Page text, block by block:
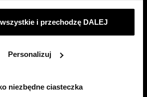
i przechodzę DALEJ”; dostosować
„Personalizuj”; odmówić ciasteczek,
klikając „Tylko niezbędne ciasteczka”.
i przechodzę DALEJ
Personalizuj
niezbędne ciasteczka
gospodarczej?